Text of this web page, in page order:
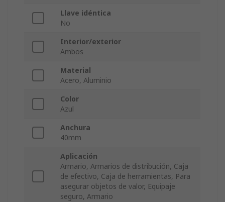
Llave idéntica
No
Interior/exterior
Ambos
Material
Acero, Aluminio
Color
Azul
Anchura
40mm
Aplicación
Armario, Armarios de distribución, Caja
de efectivo, Caja de herramientas, Para
asegurar objetos de valor, Equipaje
seguro, Armario